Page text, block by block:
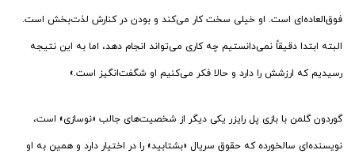
فوق‌العاده‌ای است. او خیلی سخت کار می‌کند و بودن در کنارش لذت‌بخش است.
البته ابتدا دقیقاً نمی‌دانستیم چه کاری می‌تواند انجام دهد، اما به این نتیجه
رسیدیم که ارزشش را دارد و حالا فکر می‌کنیم او شگفت‌انگیز است.»
گوردون گلمن با بازی پل رایزر یکی دیگر از شخصیت‌های جالب «نوسازی» است،
نویسنده‌ای سالخورده که حقوق سریال «بشتابید» را در اختیار دارد و همین به او